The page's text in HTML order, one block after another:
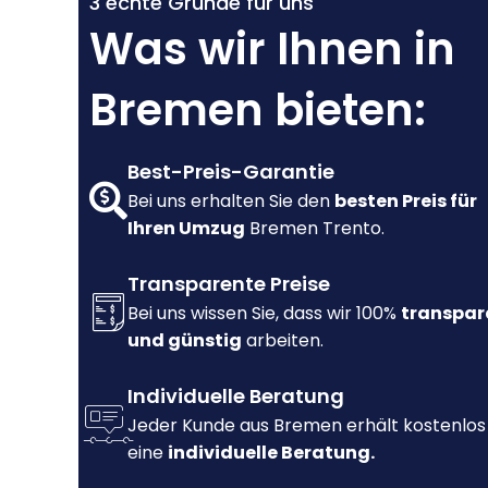
Was wir Ihnen in
Bremen bieten:
Best-Preis-Garantie
Bei uns erhalten Sie den besten Preis für
Ihren Umzug Bremen Trento.
Transparente Preise
Bei uns wissen Sie, dass wir 100%
und günstig arbeiten.
Individuelle Beratung
Jeder Kunde aus Bremen erhält kostenlos
eine individuelle Beratung.